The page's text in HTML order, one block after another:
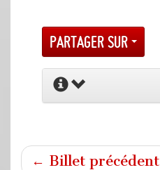
Partager sur
← Billet précédent